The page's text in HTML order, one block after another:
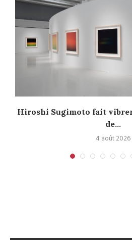
Hiroshi Sugimoto fait vibrer
de...
4 août 2026